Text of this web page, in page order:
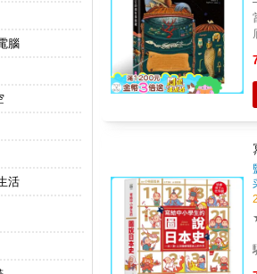
腦
活
底
性